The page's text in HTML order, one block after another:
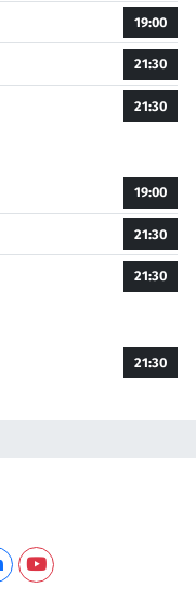
19:00
21:30
21:30
19:00
21:30
21:30
21:30